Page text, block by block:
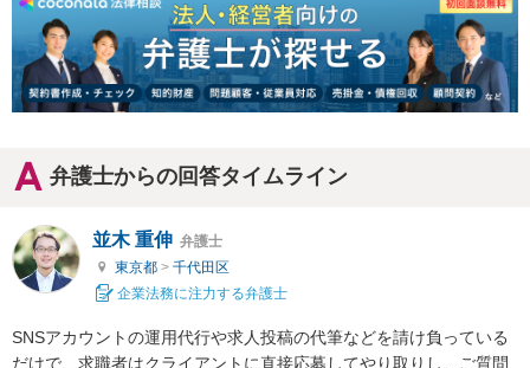
弁護士からの回答タイムライン
並木 重伸 弁護士
東京都 > 千代田区
企業法務に注力する弁護士
SNSアカウントの運用代行や求人投稿の代筆などを請け負っている
だけで、求職者はクライアントに直接応募してやり取りし、ご質問